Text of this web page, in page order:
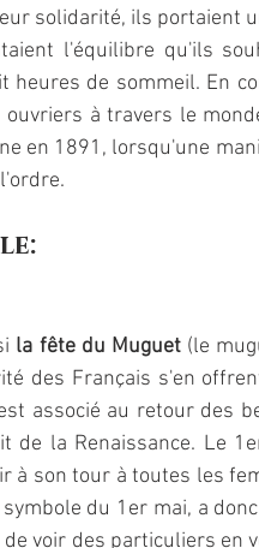
solidarité, ils portaient
l'équilibre qu'ils
heures de sommeil. En
à travers le
en 1891, lorsqu'une
la fête du Muguet (le
des Français s'en
associé au retour des
de la Renaissance. Le
à son tour à toutes les
du 1er mai, a
voir des particuliers en